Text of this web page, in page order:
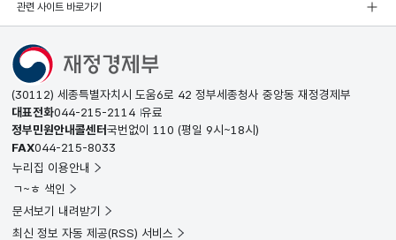
관련 사이트 바로가기
(30112) 세종특별자치시 도움6로 42 정부세종청사 중앙동 재정경제부
대표전화044-215-2114 유료
정부민원안내콜센터국번없이 110 (평일 9시~18시)
FAX044-215-8033
누리집 이용안내
ㄱ~ㅎ 색인
문서보기 내려받기
최신 정보 자동 제공(RSS) 서비스